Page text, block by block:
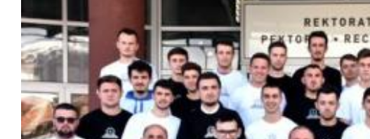
Larger
Image